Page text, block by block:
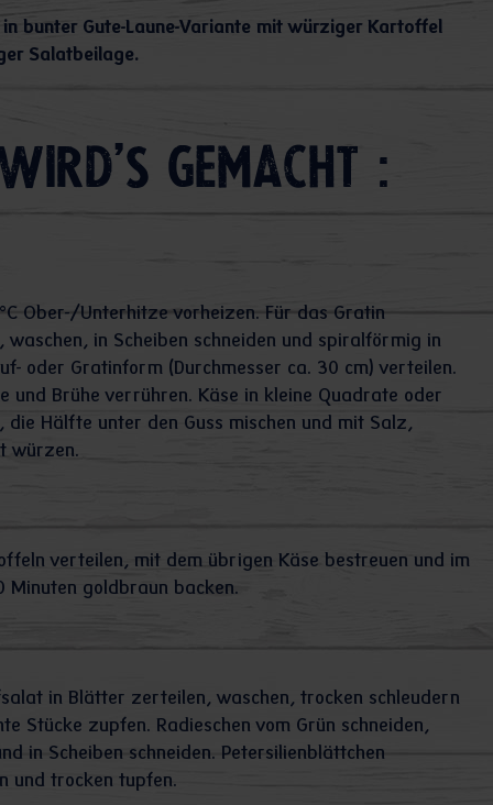
in bunter Gute-Laune-Variante mit würziger Kartoffel
Salatbeilage.
gemacht :
Ober-/Unterhitze vorheizen. Für das Gratin
waschen, in Scheiben schneiden und spiralförmig in
oder Gratinform (Durchmesser ca. 30 cm) verteilen.
und Brühe verrühren. Käse in kleine Quadrate oder
die Hälfte unter den Guss mischen und mit Salz,
würzen.
verteilen, mit dem übrigen Käse bestreuen und im
Minuten goldbraun backen.
in Blätter zerteilen, waschen, trocken schleudern
Stücke zupfen. Radieschen vom Grün schneiden,
in Scheiben schneiden. Petersilienblättchen
und trocken tupfen.